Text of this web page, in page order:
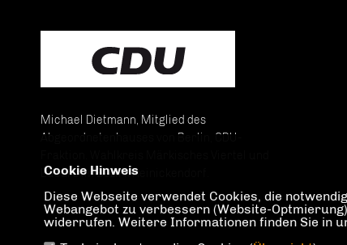
Michael Dietmann, Mitglied des
Abgeordnetenhauses von Berlin, CDU-
Lübars im Bezirk Reinickendorf.
Cookie Hinweis
Diese Webseite verwendet Cookies, die
Webangebot zu verbessern (Website-
widerrufen. Weitere Informationen finden Sie in